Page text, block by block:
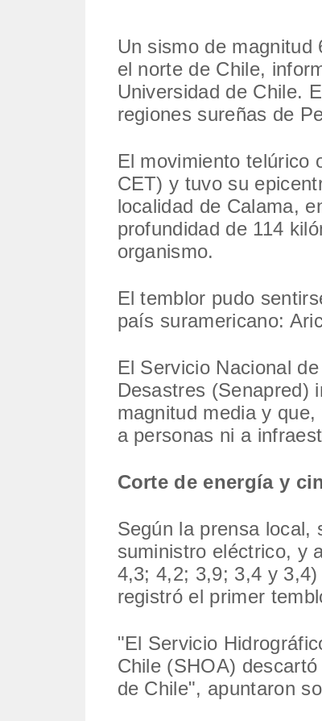
Un sismo de
el norte de Chile,
Universidad de Chile.
regiones sureñas de
El movimiento telúrico
CET) y tuvo su
localidad de Calama,
profundidad de 114
organismo.
El temblor pudo
país suramericano:
El Servicio Nacional
Desastres (Senapred)
magnitud media y
a personas ni a
Corte de energía y
Según la prensa local,
suministro eléctrico, y
4,3; 4,2; 3,9; 3,4 y
registró el primer
"El Servicio
Chile (SHOA)
de Chile", apuntaron